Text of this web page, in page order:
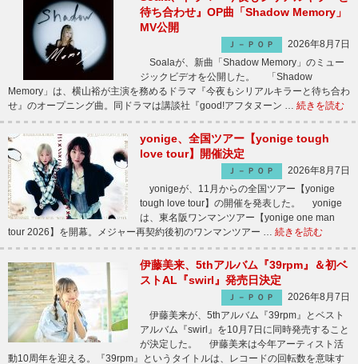
待ち合わせ』OP曲「Shadow Memory」
MV公開
Ｊ－ＰＯＰ
2026年8月7日
Soalaが、新曲「Shadow Memory」のミュー
ジックビデオを公開した。 「Shadow
Memory」は、横山裕が主演を務めるドラマ『今夜もシリアルキラーと待ち合わ
せ』のオープニング曲。同ドラマは講談社『good!アフタヌーン … 続きを読む
yonige、全国ツアー【yonige tough
love tour】開催決定
Ｊ－ＰＯＰ
2026年8月7日
yonigeが、11月からの全国ツアー【yonige
tough love tour】の開催を発表した。 yonige
は、東名阪ワンマンツアー【yonige one man
tour 2026】を開幕。メジャー再契約後初のワンマンツアー … 続きを読む
伊藤美来、5thアルバム『39rpm』＆初ベ
ストAL『swirl』発売日決定
Ｊ－ＰＯＰ
2026年8月7日
伊藤美来が、5thアルバム『39rpm』とベスト
アルバム『swirl』を10月7日に同時発売すること
が決定した。 伊藤美来は今年アーティスト活
動10周年を迎える。『39rpm』というタイトルは、レコードの回転数を意味す